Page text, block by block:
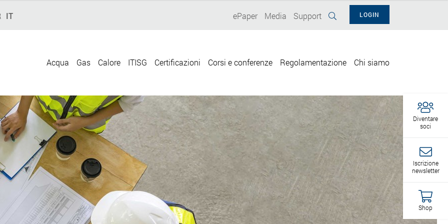
Diventare
soci
Iscrizione
newsletter
Shop
IT LOGIN
ePaper Media Support
Acqua Gas Calore ITISG Certificazioni Corsi e conferenze Regolamentazione Chi siamo